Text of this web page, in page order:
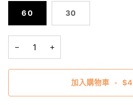
60 30
− +
加入購物車 •